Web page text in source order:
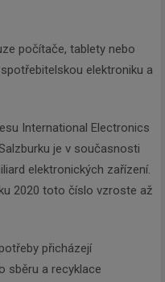
počítače, tablety nebo
elektroniku a
International Electronics
je v současnosti
elektronických zařízení.
2020 toto číslo vzroste až
přicházejí
sběru a recyklace